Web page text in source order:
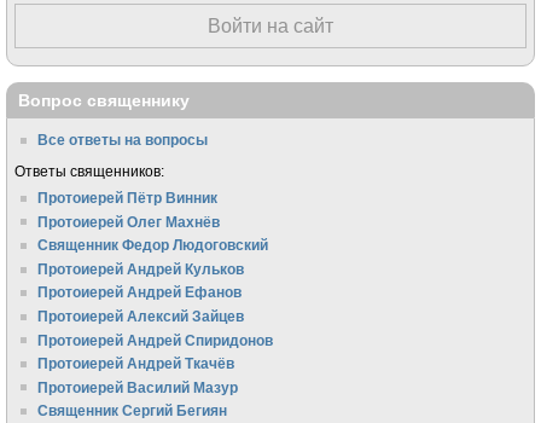
Войти на сайт
Вопрос священнику
Все ответы на вопросы
Ответы священников:
Протоиерей Пётр Винник
Протоиерей Олег Махнёв
Священник Федор Людоговский
Протоиерей Андрей Кульков
Протоиерей Андрей Ефанов
Протоиерей Алексий Зайцев
Протоиерей Андрей Спиридонов
Протоиерей Андрей Ткачёв
Протоиерей Василий Мазур
Священник Сергий Бегиян